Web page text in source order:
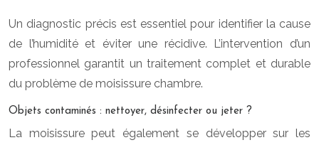
Un diagnostic précis est essentiel pour identifier la cause
de l’humidité et éviter une récidive. L’intervention d’un
professionnel garantit un traitement complet et durable
du problème de moisissure chambre.
Objets contaminés : nettoyer, désinfecter ou jeter ?
La moisissure peut également se développer sur les